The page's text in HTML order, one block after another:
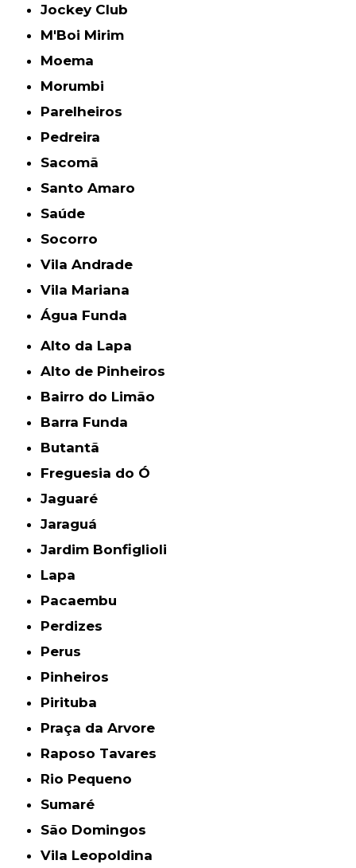
Jockey Club
M'Boi Mirim
Moema
Morumbi
Parelheiros
Pedreira
Sacomã
Santo Amaro
Saúde
Socorro
Vila Andrade
Vila Mariana
Água Funda
Alto da Lapa
Alto de Pinheiros
Bairro do Limão
Barra Funda
Butantã
Freguesia do Ó
Jaguaré
Jaraguá
Jardim Bonfiglioli
Lapa
Pacaembu
Perdizes
Perus
Pinheiros
Pirituba
Praça da Arvore
Raposo Tavares
Rio Pequeno
Sumaré
São Domingos
Vila Leopoldina